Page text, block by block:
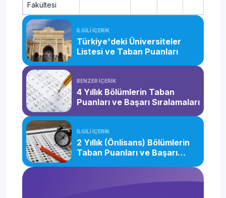
Fakültesi
İLGİLİ İÇERİK
Türkiye'deki Üniversiteler
Listesi ve Taban Puanları
BENZER İÇERİK
4 Yıllık Bölümlerin Taban
Puanları ve Başarı Sıralamaları
İLGİLİ İÇERİK
2 Yıllık (Önlisans) Bölümlerin
Taban Puanları ve Başarı